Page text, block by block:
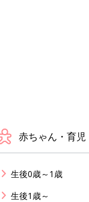
赤ちゃん・育児
生後0歳～1歳
生後1歳～